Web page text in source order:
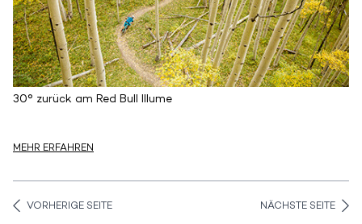
30° zurück am Red Bull Illume
MEHR ERFAHREN
VORHERIGE SEITE NÄCHSTE SEITE